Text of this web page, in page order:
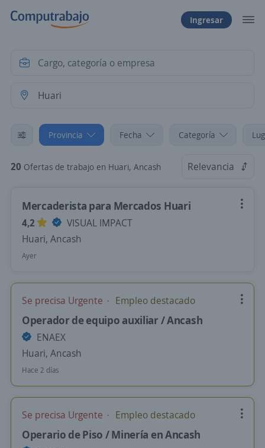
Ingresar
Provincia Fecha Categoría
20 Ofertas de trabajo en Huari, Ancash Relevancia
Mercaderista para Mercados Huari
4,2
VISUAL IMPACT
Huari, Ancash
Ayer
Se precisa Urgente Empleo destacado
Operador de equipo auxiliar / Ancash
ENAEX
Huari, Ancash
Hace 2 días
Se precisa Urgente Empleo destacado
Operario de Piso / Minería en Ancash